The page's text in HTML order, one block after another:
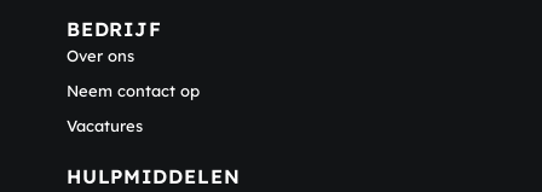
BEDRIJF​
Over ons
Neem contact op
Vacatures
HULPMIDDELEN